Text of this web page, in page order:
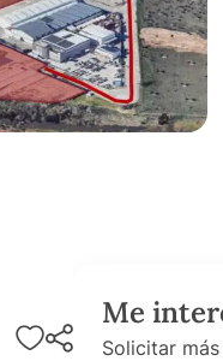
Me
Solicitar